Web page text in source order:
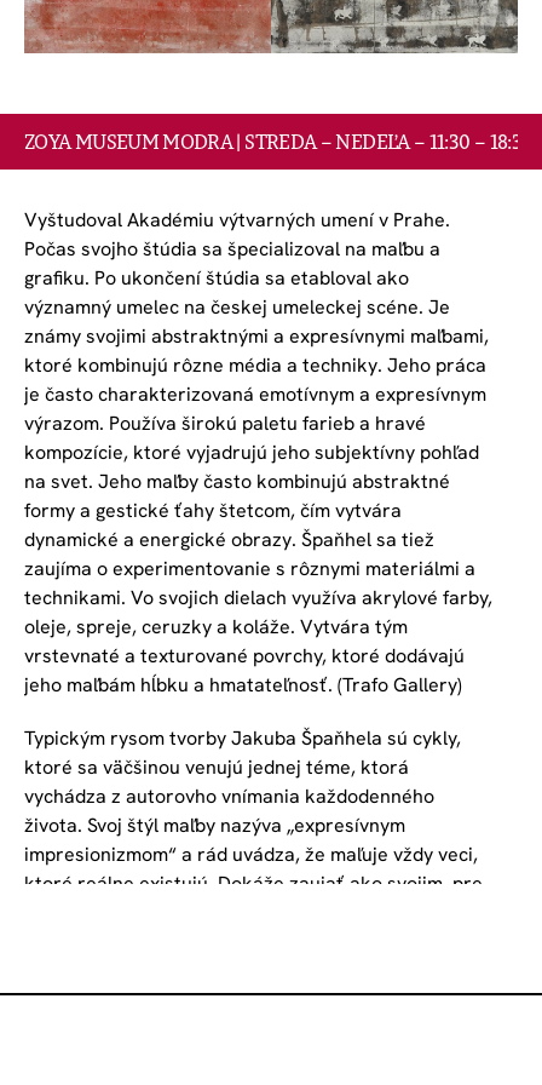
ZOYA GALLERY ART FOND
KONTAKT
ZOYA MUSEUM MODRA | STREDA – NEDEĽA – 11:30 – 18:30
Vyštudoval Akadémiu výtvarných umení v Prahe.
Počas svojho štúdia sa špecializoval na maľbu a
grafiku. Po ukončení štúdia sa etabloval ako
významný umelec na českej umeleckej scéne. Je
známy svojimi abstraktnými a expresívnymi maľbami,
ktoré kombinujú rôzne média a techniky. Jeho práca
je často charakterizovaná emotívnym a expresívnym
výrazom. Používa širokú paletu farieb a hravé
kompozície, ktoré vyjadrujú jeho subjektívny pohľad
na svet. Jeho maľby často kombinujú abstraktné
formy a gestické ťahy štetcom, čím vytvára
dynamické a energické obrazy. Špaňhel sa tiež
zaujíma o experimentovanie s rôznymi materiálmi a
technikami. Vo svojich dielach využíva akrylové farby,
oleje, spreje, ceruzky a koláže. Vytvára tým
vrstevnaté a texturované povrchy, ktoré dodávajú
jeho maľbám hĺbku a hmatateľnosť. (Trafo Gallery)
Typickým rysom tvorby Jakuba Špaňhela sú cykly,
ktoré sa väčšinou venujú jednej téme, ktorá
vychádza z autorovho vnímania každodenného
života. Svoj štýl maľby nazýva „expresívnym
impresionizmom“ a rád uvádza, že maľuje vždy veci,
ktoré reálne existujú. Dokáže zaujať ako svojim, pre
rázom námetov. Na jednej strane sa tiež stretávame